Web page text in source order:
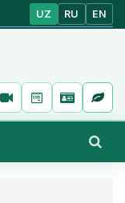
UZ RU EN